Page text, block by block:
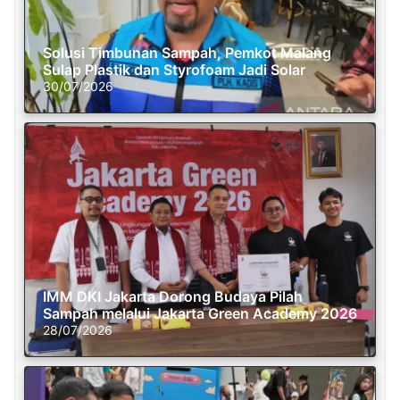
Solusi Timbunan Sampah, Pemkot Malang
Sulap Plastik dan Styrofoam Jadi Solar
30/07/2026
IMM DKI Jakarta Dorong Budaya Pilah
Sampah melalui Jakarta Green Academy 2026
28/07/2026